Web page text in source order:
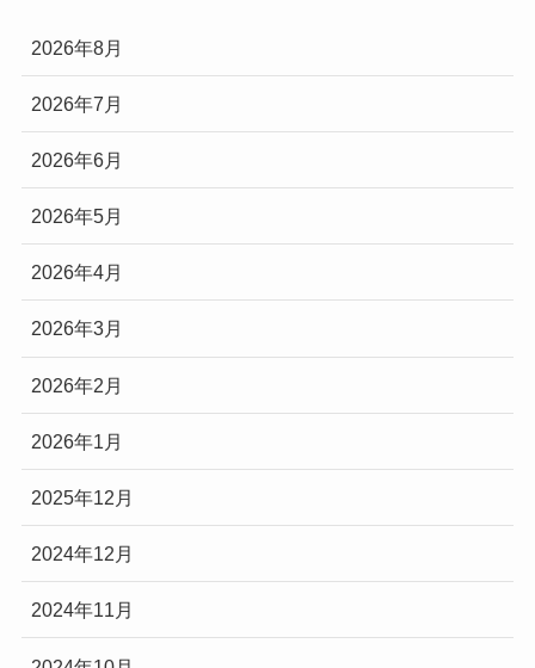
2026年8月
2026年7月
2026年6月
2026年5月
2026年4月
2026年3月
2026年2月
2026年1月
2025年12月
2024年12月
2024年11月